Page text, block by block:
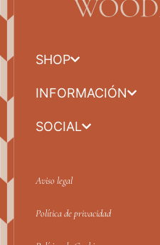
SHOP
INFORMACIÓN
SOCIAL
Aviso legal
Política de privacidad